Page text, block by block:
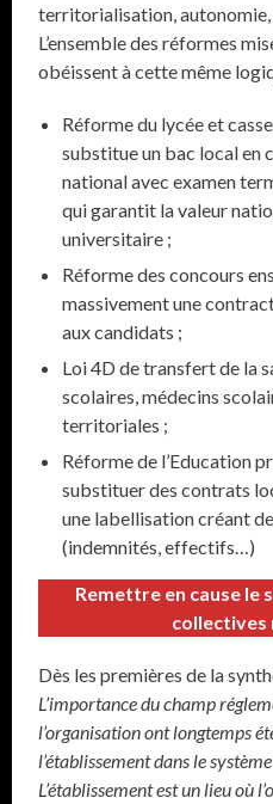
territorialisation,
L’ensemble des réformes
obéissent à cette même
Réforme du lycée et
substitue un bac local en
national avec examen
qui garantit la valeur
universitaire ;
Réforme des concours
massivement une
aux candidats ;
Loi 4D de transfert de la
scolaires, médecins
territoriales ;
Réforme de l’Education
substituer des contrats
une labellisation créant
(indemnités, effectifs…)
Remettre en cause le
collectives
Dès les premières de la
L’importance du champ
l’organisation ont longtemps
l’établissement dans le
L’établissement est un lieu où